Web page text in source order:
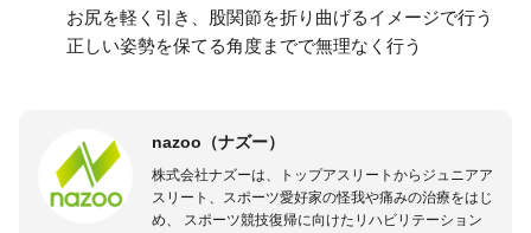
お尻を軽く引き、股関節を折り曲げるイメージで行う
正しい姿勢を保てる角度までで無理なく行う
nazoo（ナズー）
株式会社ナズーは、トップアスリートからジュニアア
スリート、スポーツ愛好家の怪我や痛みの治療をはじ
め、 スポーツ競技復帰に向けたリハビリテーション